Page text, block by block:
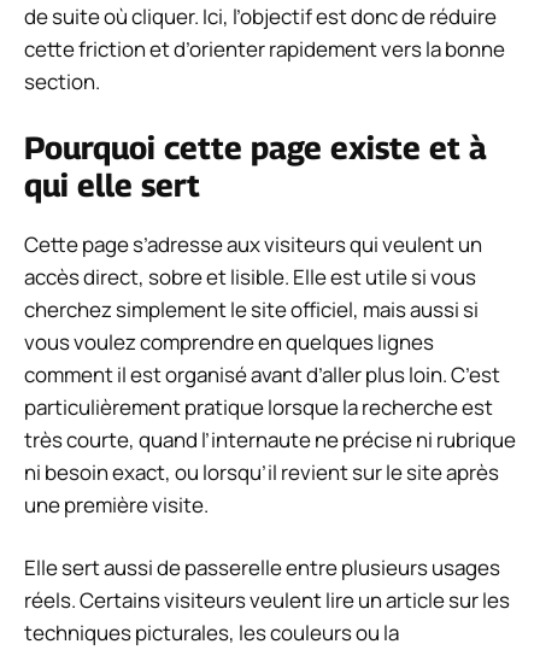
de suite où cliquer. Ici, l’objectif est donc de réduire
cette friction et d’orienter rapidement vers la bonne
section.
Pourquoi cette page existe et à
qui elle sert
Cette page s’adresse aux visiteurs qui veulent un
accès direct, sobre et lisible. Elle est utile si vous
cherchez simplement le site officiel, mais aussi si
vous voulez comprendre en quelques lignes
comment il est organisé avant d’aller plus loin. C’est
particulièrement pratique lorsque la recherche est
très courte, quand l’internaute ne précise ni rubrique
ni besoin exact, ou lorsqu’il revient sur le site après
une première visite.
Elle sert aussi de passerelle entre plusieurs usages
réels. Certains visiteurs veulent lire un article sur les
techniques picturales, les couleurs ou la